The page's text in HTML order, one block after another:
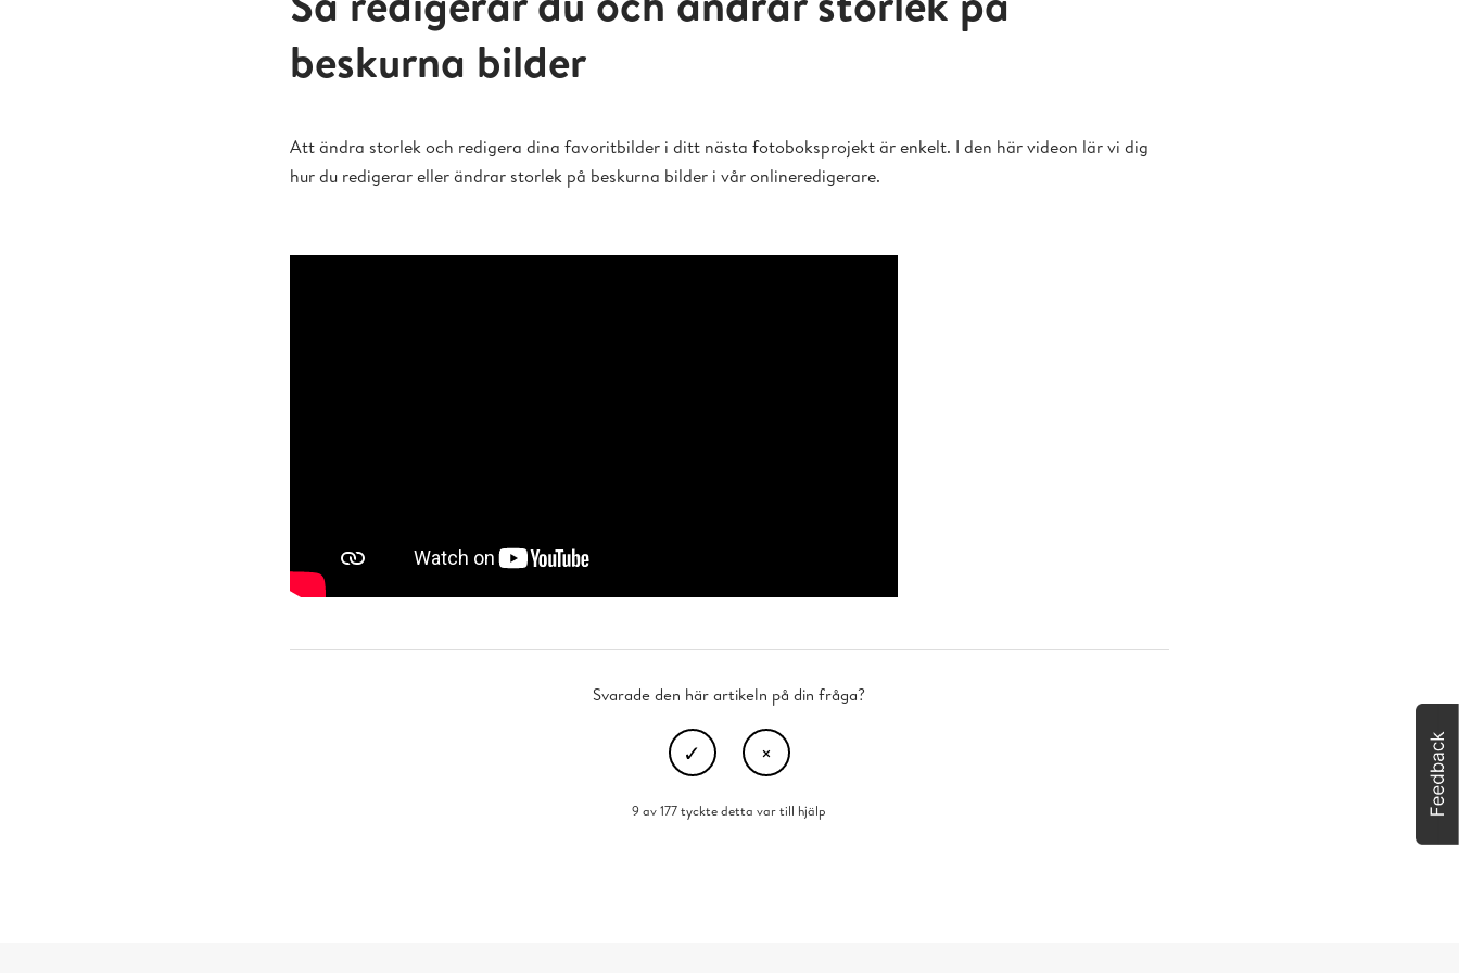
beskurna bilder
Att ändra storlek och redigera dina favoritbilder i ditt nästa fotoboksprojekt är enkelt. I den här videon lär vi dig
hur du redigerar eller ändrar storlek på beskurna bilder i vår onlineredigerare.
Svarade den här artikeln på din fråga?
9 av 177 tyckte detta var till hjälp